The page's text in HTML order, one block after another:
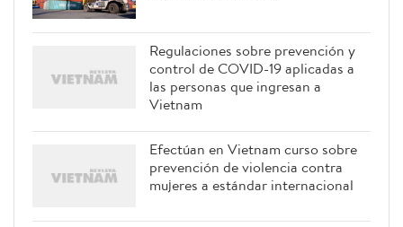
Regulaciones sobre prevención y
control de COVID-19 aplicadas a
las personas que ingresan a
Vietnam
Efectúan en Vietnam curso sobre
prevención de violencia contra
mujeres a estándar internacional